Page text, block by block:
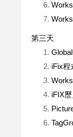
第三天
iFix程
iFIX